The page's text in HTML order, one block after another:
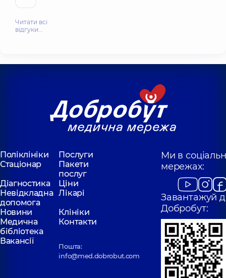
Читати всі
відгуки…
Поліклініки
Послуги
Стаціонар
Пакети
послуг
Діагностика
Ціни
Невідкладна
допомога
Лікарі
Новини
Клініки
Медична
бібліотека
Контакти
Вакансії
Пошта:
info@med.dobrobut.com
Ми в
мережах:
Завантажуй
Добробут: